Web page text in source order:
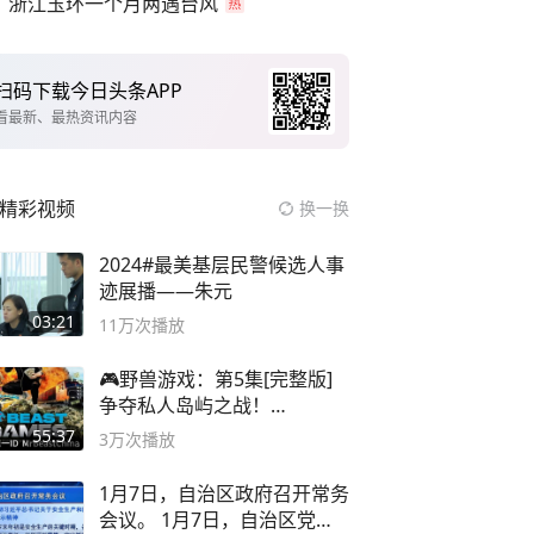
码下载今日头条APP
最新、最热资讯内容
精彩视频 换一换
03:21
2024#最美基层民警候选人事
迹展播——朱元
11万次播放
55:37
🎮野兽游戏：第5集[完整版]
争夺私人岛屿之战！
#MrBeastChina
3万次播放
1月7日，自治区政府召开常务
会议。 1月7日，自治区党委